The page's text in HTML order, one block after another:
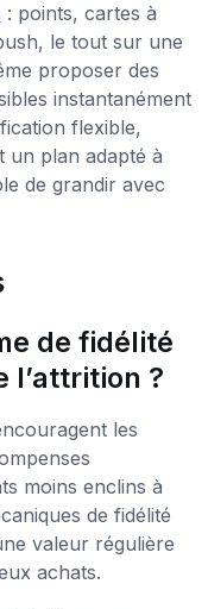
: points, cartes à
le tout sur une
proposer des
instantanément
flexible,
un plan adapté à
de grandir avec
de fidélité
l’attrition ?
les
moins enclins à
de fidélité
valeur régulière
achats.